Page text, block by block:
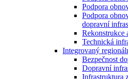
Podpora
Podpora
dopravní
Rekonstrukce
Technická
Integrovaný
Bezpečnost
Dopravní
Infrastruktura